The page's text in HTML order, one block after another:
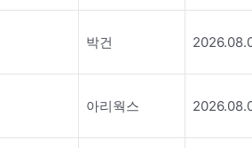
박건
아리웍스